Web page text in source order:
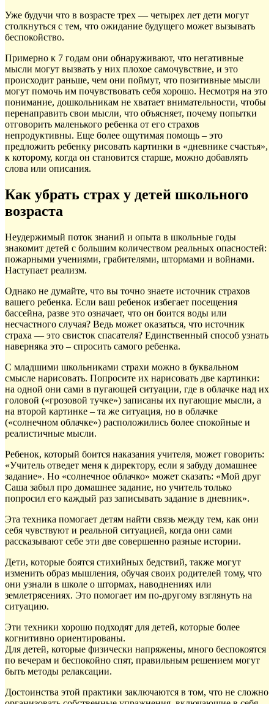
Уже будучи что в возрасте трех — четырех лет дети могут
столкнуться с тем, что ожидание будущего может вызывать
беспокойство.
Примерно к 7 годам они обнаруживают, что негативные
мысли могут вызвать у них плохое самочувствие, и это
происходит раньше, чем они поймут, что позитивные мысли
могут помочь им почувствовать себя хорошо. Несмотря на это
понимание, дошкольникам не хватает внимательности, чтобы
перенаправить свои мысли, что объясняет, почему попытки
отговорить маленького ребенка от его страхов
непродуктивны. Еще более ощутимая помощь – это
предложить ребенку рисовать картинки в «дневнике счастья»,
к которому, когда он становится старше, можно добавлять
слова или описания.
Как убрать страх у детей школьного
возраста
Неудержимый поток знаний и опыта в школьные годы
знакомит детей с большим количеством реальных опасностей:
пожарными учениями, грабителями, штормами и войнами.
Наступает реализм.
Однако не думайте, что вы точно знаете источник страхов
вашего ребенка. Если ваш ребенок избегает посещения
бассейна, разве это означает, что он боится воды или
несчастного случая? Ведь может оказаться, что источник
страха — это свисток спасателя? Единственный способ узнать
наверняка это – спросить самого ребенка.
С младшими школьниками страхи можно в буквальном
смысле нарисовать. Попросите их нарисовать две картинки:
на одной они сами в пугающей ситуации, где в облачке над их
головой («грозовой тучке») записаны их пугающие мысли, а
на второй картинке – та же ситуация, но в облачке
(«солнечном облачке») расположились более спокойные и
реалистичные мысли.
Ребенок, который боится наказания учителя, может говорить:
«Учитель отведет меня к директору, если я забуду домашнее
задание». Но «солнечное облачко» может сказать: «Мой друг
Саша забыл про домашнее задание, но учитель только
попросил его каждый раз записывать задание в дневник».
Эта техника помогает детям найти связь между тем, как они
себя чувствуют и реальной ситуацией, когда они сами
рассказывают себе эти две совершенно разные истории.
Дети, которые боятся стихийных бедствий, также могут
изменить образ мышления, обучая своих родителей тому, что
они узнали в школе о штормах, наводнениях или
землетрясениях. Это помогает им по-другому взглянуть на
ситуацию.
Эти техники хорошо подходят для детей, которые более
когнитивно ориентированы.
Для детей, которые физически напряжены, много беспокоятся
по вечерам и беспокойно спят, правильным решением могут
быть методы релаксации.
Достоинства этой практики заключаются в том, что не сложно